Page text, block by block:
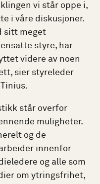
vi står oppe i,
i våre diskusjoner.
sitt meget
styre, har
videre av noen
sier styreleder
står overfor
muligheter.
og de
innenfor
og alle som
om ytringsfrihet,